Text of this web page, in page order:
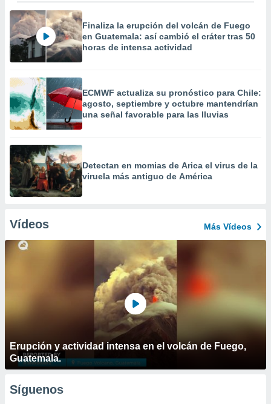
Finaliza la erupción del volcán de Fuego
en Guatemala: así cambió el cráter tras 50
horas de intensa actividad
ECMWF actualiza su pronóstico para Chile:
agosto, septiembre y octubre mantendrían
una señal favorable para las lluvias
Detectan en momias de Arica el virus de la
viruela más antiguo de América
Vídeos Más Vídeos
Erupción y actividad intensa en el volcán de Fuego,
Guatemala.
Síguenos